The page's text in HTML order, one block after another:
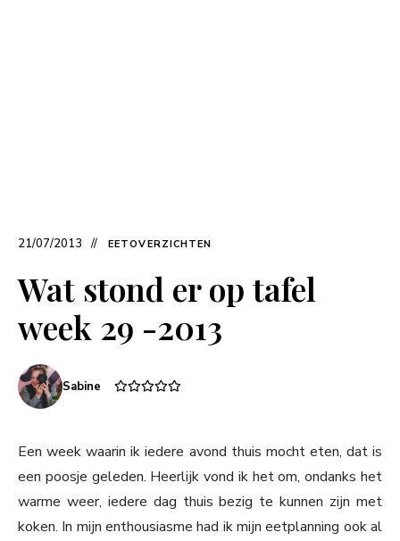
21/07/2013 EETOVERZICHTEN
Wat stond er op tafel
week 29 -2013
Sabine
Een week waarin ik iedere avond thuis mocht eten, dat is
een poosje geleden. Heerlijk vond ik het om, ondanks het
warme weer, iedere dag thuis bezig te kunnen zijn met
koken. In mijn enthousiasme had ik mijn eetplanning ook al